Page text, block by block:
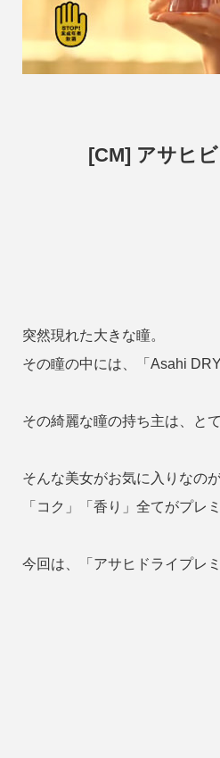
[CM] アサヒ
突然現れた大きな瞳。
その瞳の中には、「Asahi
その綺麗な瞳の持ち主は、と
そんな美女がお気に入りなのが
「コク」「香り」全てがプレ
今回は、「アサヒドライプレ